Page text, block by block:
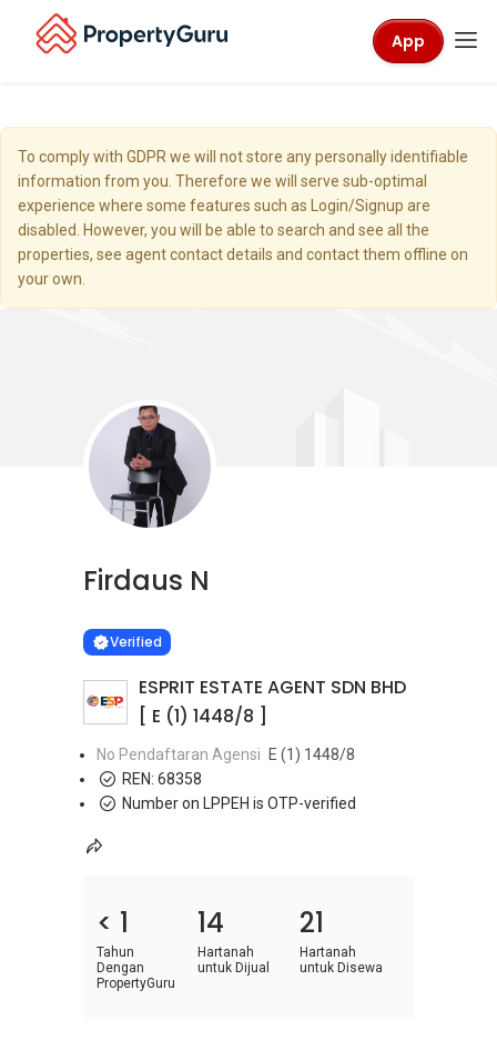
App
To comply with GDPR we will not store any personally identifiable
information from you. Therefore we will serve sub-optimal
experience where some features such as Login/Signup are
disabled. However, you will be able to search and see all the
properties, see agent contact details and contact them offline on
your own.
Firdaus N
VERIFIED
Verified
ESPRIT ESTATE AGENT SDN BHD
[ E (1) 1448/8 ]
No Pendaftaran Agensi
E (1) 1448/8
REN: 68358
Number on LPPEH is OTP-verified
< 1
Tahun
Dengan
PropertyGuru
14
Hartanah
untuk Dijual
21
Hartanah
untuk Disewa
Learn more